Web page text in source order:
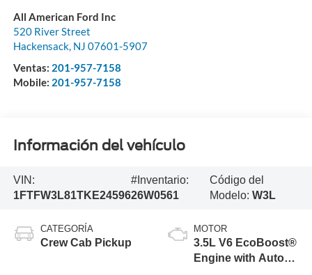
All American Ford Inc
520 River Street
Hackensack, NJ 07601-5907
Ventas: 201-957-7158
Mobile: 201-957-7158
Información del vehículo
VIN:
1FTFW3L81TKE24596
#Inventario:
26W0561
Código del
Modelo: W3L
CATEGORÍA
Crew Cab Pickup
MOTOR
3.5L V6 EcoBoost®
Engine with Auto